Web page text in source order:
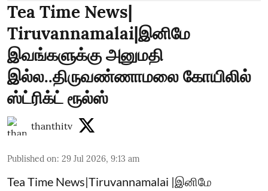
Tea Time News|
Tiruvannamalai|இனிமே
இவங்களுக்கு அனுமதி
இல்ல..திருவண்ணாமலை கோயிலில்
ஸ்ட்ரிக்ட் ரூல்ஸ்
thanthitv
Published on: 29 Jul 2026, 9:13 am
Tea Time News|Tiruvannamalai |இனிமே